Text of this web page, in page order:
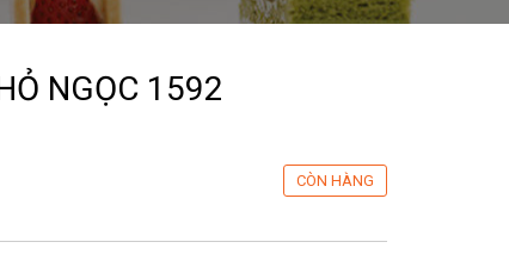
NGỌC 1592
CÒN HÀNG